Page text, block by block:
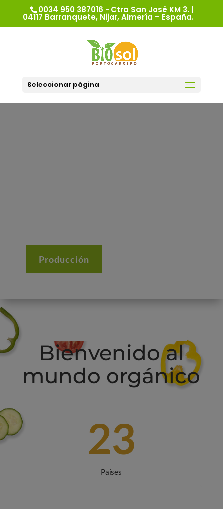
0034 950 387016 - Ctra San José KM 3. |
04117 Barranquete, Nijar, Almería – España.
Seleccionar página
Producción
Bienvenido al
mundo orgánico
23
Países